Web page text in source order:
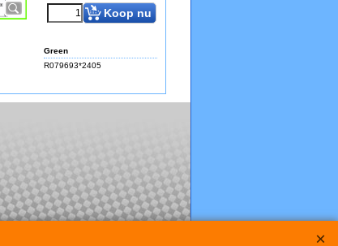
Koop nu
Green
R079693*2405